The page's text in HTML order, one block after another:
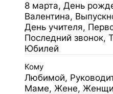
8 марта, День
Валентина,
День учителя,
Последний звонок,
Юбилей
Кому
Любимой,
Маме, Жене,